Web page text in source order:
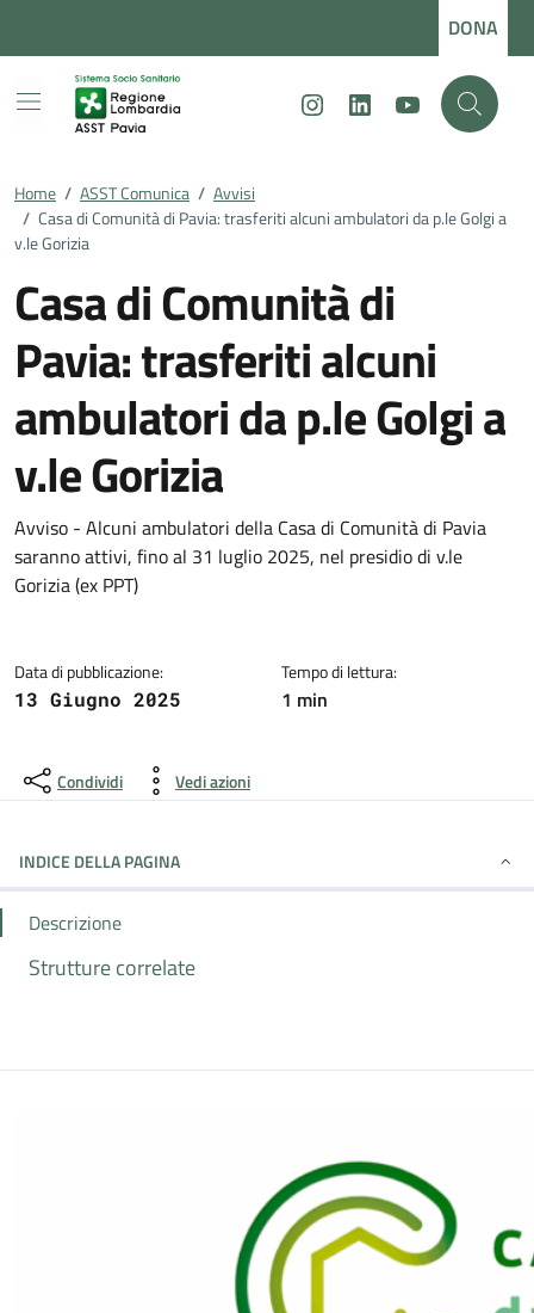
DONA
InstagramLinkedInYoutube
Home / ASST Comunica / Avvisi
/ Casa di Comunità di Pavia: trasferiti alcuni ambulatori da p.le Golgi a
v.le Gorizia
Casa di Comunità di
Pavia: trasferiti alcuni
ambulatori da p.le Golgi a
v.le Gorizia
Dettagli della notizia
Avviso - Alcuni ambulatori della Casa di Comunità di Pavia
saranno attivi, fino al 31 luglio 2025, nel presidio di v.le
Gorizia (ex PPT)
Data di pubblicazione:
13 Giugno 2025
Tempo di lettura:
1 min
Condividi Vedi azioni
INDICE DELLA PAGINA
Descrizione
Strutture correlate